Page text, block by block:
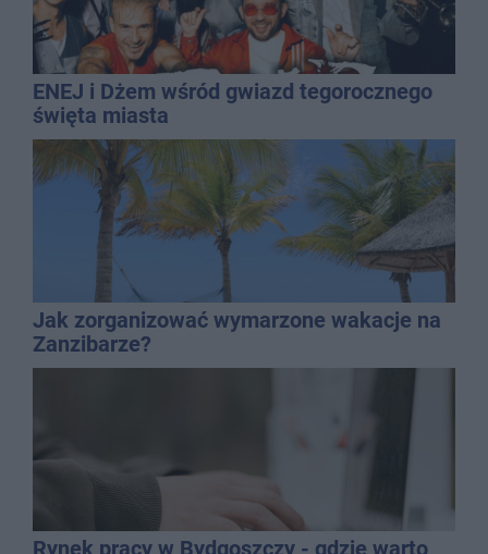
ENEJ i Dżem wśród gwiazd tegorocznego
święta miasta
Jak zorganizować wymarzone wakacje na
Zanzibarze?
Rynek pracy w Bydgoszczy - gdzie warto